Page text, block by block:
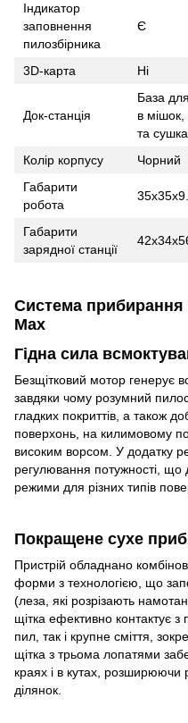
Індикатор
заповнення
пилозбірника
Є
3D-карта Ні
Док-станція
База
в
та сушка
Колір корпусу
Чорний
Габарити
робота
Габарити
зарядної станції
Система прибирання
Max
Гідна сила
Безщітковий мотор генерує
завдяки чому розумний
гладких покриттів, а також
поверхонь, на килимовому
високим ворсом. У додатку
регулювання потужності, що
режими для різних типів
Покращене сухе
Пристрій обладнано
форми з технологією, що
(леза, які розрізають
щітка ефективно контактує
пил, так і крупне сміття,
щітка з трьома лопатями
краях і в кутах, розширюючи
ділянок.